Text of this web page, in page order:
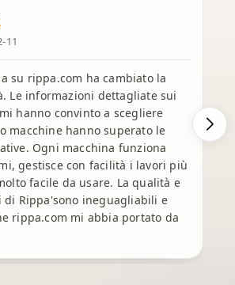
11
su rippa.com ha cambiato la
Le informazioni dettagliate sui
hanno convinto a scegliere
macchine hanno superato le
Ogni macchina funziona
gestisce con facilità i lavori più
facile da usare. La qualità e
di Rippa'sono ineguagliabili e
rippa.com mi abbia portato da